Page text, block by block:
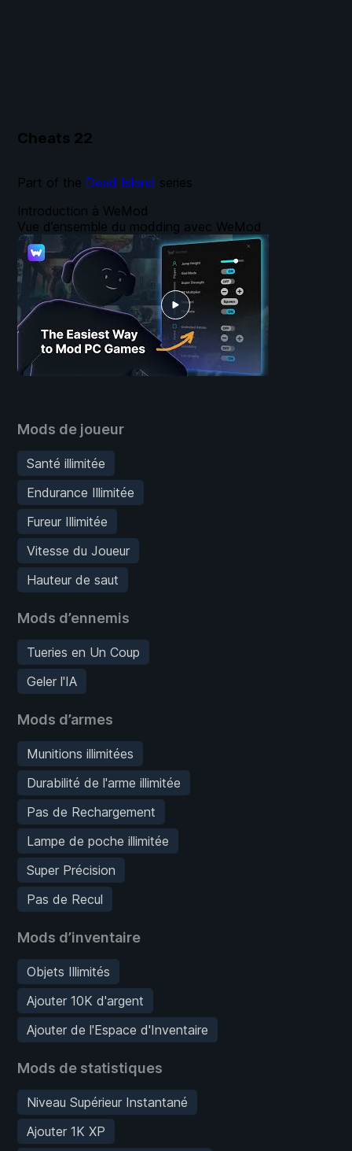
Cheats 22
Mods de joueur
Santé illimitée
Endurance Illimitée
Fureur Illimitée
Vitesse du Joueur
Hauteur de saut
Mods d’ennemis
Tueries en Un Coup
Geler l'IA
Mods d’armes
Munitions illimitées
Durabilité de l'arme illimitée
Pas de Rechargement
Lampe de poche illimitée
Super Précision
Pas de Recul
Mods d’inventaire
Objets Illimités
Ajouter 10K d'argent
Ajouter de l'Espace d'Inventaire
Mods de statistiques
Niveau Supérieur Instantané
Ajouter 1K XP
Introduction à WeMod
Vue d’ensemble du modding avec WeMod
Part of the Dead Island series